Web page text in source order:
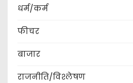
धर्म/कर्म
फीचर
बाजार
राजनीति/विश्लेषण